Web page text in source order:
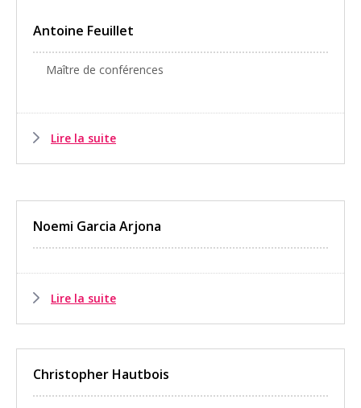
Antoine Feuillet
Maître de conférences
Lire la suite
Noemi Garcia Arjona
Lire la suite
Christopher Hautbois